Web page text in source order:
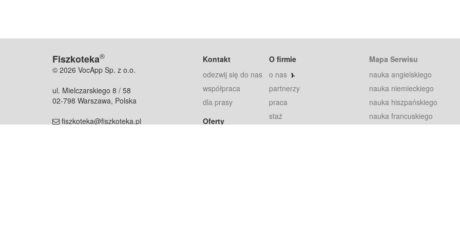
Fiszkoteka®
© 2026 VocApp Sp. z o.o.
ul. Mielczarskiego 8 / 58
02-798 Warszawa, Polska
fiszkoteka@fiszkoteka.pl
Kontakt
odezwij się do nas
współpraca
dla prasy
Oferty
O firmie
o nas
partnerzy
praca
staż
Mapa Serwisu
nauka angielskiego
nauka niemieckiego
nauka hiszpańskiego
nauka francuskiego